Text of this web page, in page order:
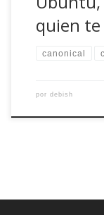
quien te
canonical
por debish